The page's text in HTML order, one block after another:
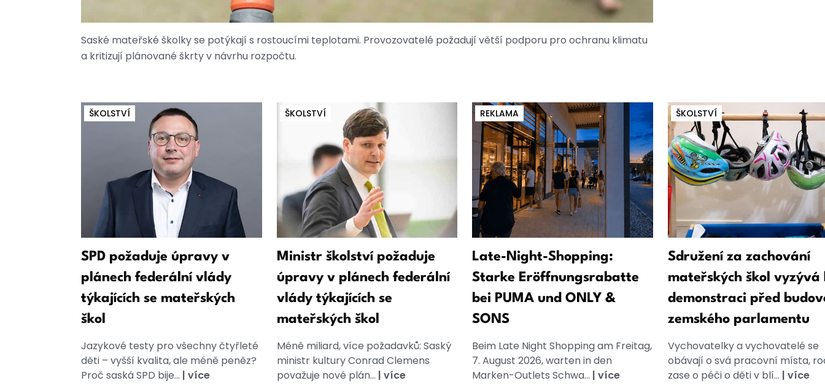
Saské mateřské školky se potýkají s rostoucími teplotami. Provozovatelé požadují větší podporu pro ochranu klimatu
a kritizují plánované škrty v návrhu rozpočtu.
ŠKOLSTVÍ
SPD požaduje úpravy v
plánech federální vlády
týkajících se mateřských
škol
Jazykové testy pro všechny čtyřleté
děti – vyšší kvalita, ale méně peněz?
Proč saská SPD bije... | více
ŠKOLSTVÍ
Ministr školství požaduje
úpravy v plánech federální
vlády týkajících se
mateřských škol
Méně miliard, více požadavků: Saský
ministr kultury Conrad Clemens
považuje nové plán... | více
REKLAMA
Late-Night-Shopping:
Starke Eröffnungsrabatte
bei PUMA und ONLY &
SONS
Beim Late Night Shopping am Freitag,
7. August 2026, warten in den
Marken-Outlets Schwa... | více
ŠKOLSTVÍ
Sdružení za zachování
mateřských škol vyzývá
demonstraci před
zemského parlamentu
Vychovatelky a vychovatelé se
obávají o svá pracovní místa,
zase o péči o děti v blí... | více